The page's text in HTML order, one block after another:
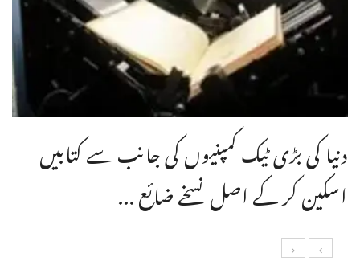
دنیا کی بڑی ٹیک کمپنیوں کی جانب سے کتابیں
اسکین کر کے اصل نسخے ضائع ...